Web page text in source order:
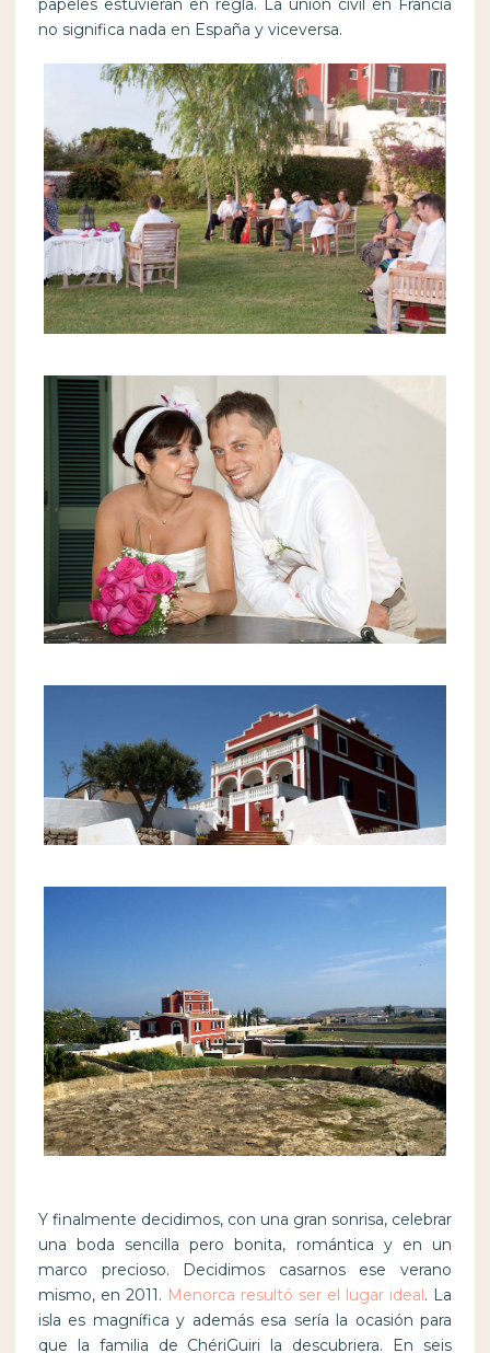
papeles estuvieran en regla. La unión civil en Francia
no significa nada en España y viceversa.
Y finalmente decidimos, con una gran sonrisa, celebrar
una boda sencilla pero bonita, romántica y en un
marco precioso. Decidimos casarnos ese verano
mismo, en 2011. Menorca resultó ser el lugar ideal. La
isla es magnífica y además esa sería la ocasión para
que la familia de ChériGuiri la descubriera. En seis